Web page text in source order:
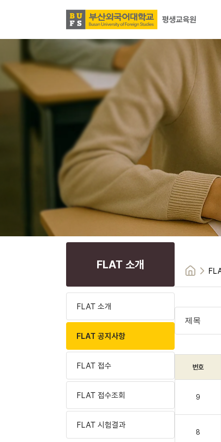
FLAT 소개
FLAT 소개
FLAT 공지사항
FLAT 접수
FLAT 접수조회
FLAT 시험결과
번호
9
8